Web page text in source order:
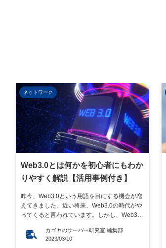
ネットワーク
Web3.0とは何かを初心者にもわか
りやすく解説【活用事例付き】
昨今、Web3.0という用語を目にする機会が増
えてきました。近い将来、Web3.0の時代がや
ってくると言われています。しかし、Web3.0
っしゃるのではないでしょうか。 この記事で
カゴヤのサーバー研究室 編集部
2023/03/10